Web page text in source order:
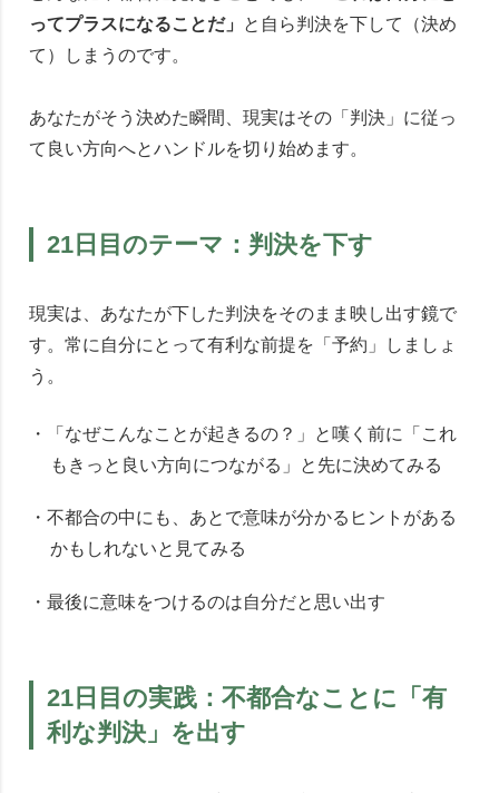
ってプラスになることだ」
と自ら判決を下して（決め
て）しまうのです。
あなたがそう決めた瞬間、現実はその「判決」に従っ
て良い方向へとハンドルを切り始めます。
21日目のテーマ：判決を下す
現実は、あなたが下した判決をそのまま映し出す鏡で
す。常に自分にとって有利な前提を「予約」しましょ
う。
・「なぜこんなことが起きるの？」と嘆く前に「これ
もきっと良い方向につながる」と先に決めてみる
・不都合の中にも、あとで意味が分かるヒントがある
かもしれないと見てみる
・最後に意味をつけるのは自分だと思い出す
21日目の実践：不都合なことに「有
利な判決」を出す